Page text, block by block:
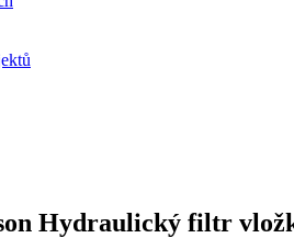
Hydraulický filtr